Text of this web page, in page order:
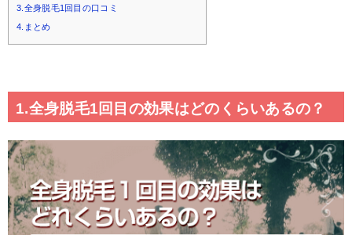
3.全身脱毛1回目の口コミ
4.まとめ
1.全身脱毛1回目の効果はどのくらいあるの？